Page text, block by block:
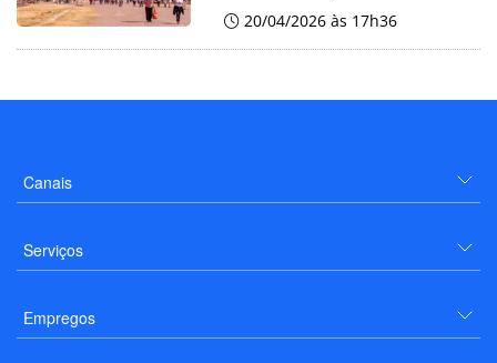
20/04/2026 às 17h36
Canais
Serviços
Empregos